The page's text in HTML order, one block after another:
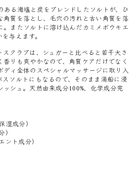
ある海塩と炭をブレンドしたソルトが、ひ
角質を落とし、毛穴の汚れと古い角質を落
。またソルトに溶け込んだカミメボウキエ
与えます。
クラブは、シュガーと比べると若干大き
りも爽やかなので、角質ケアだけでなく
ディ全体のスペシャルマッサージに取り入
ソルトにもなるので、そのまま湯船に浸
ッシュ。天然由来成分100%、化学成分完
湿成分）
ント成分）